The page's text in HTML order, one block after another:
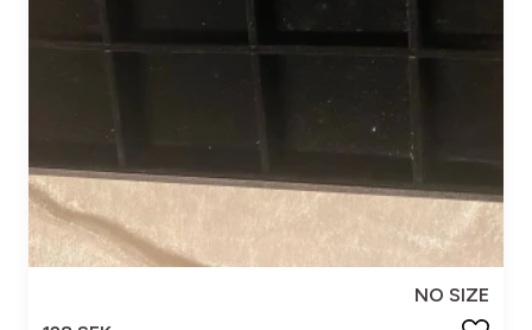
NO SIZE